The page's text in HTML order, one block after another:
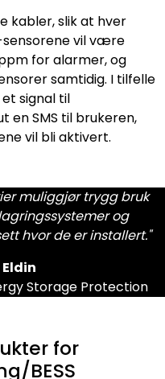
kabler, slik at hver
sensorene vil være
for alarmer, og
samtidig. I tilfelle
signal til
en SMS til brukeren,
vil bli aktivert.
muliggjør trygg bruk
og
hvor de er installert."
Storage Protection
for
BESS